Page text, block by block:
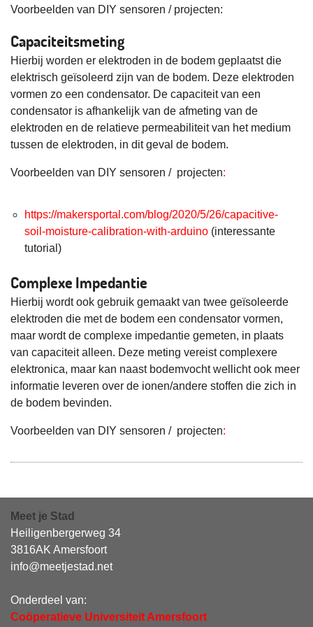
Voorbeelden van DIY sensoren / projecten:
Capaciteitsmeting
Hierbij worden er elektroden in de bodem geplaatst die
elektrisch geïsoleerd zijn van de bodem. Deze elektroden
vormen zo een condensator. De capaciteit van een
condensator is afhankelijk van de afmeting van de
elektroden en de relatieve permeabiliteit van het medium
tussen de elektroden, in dit geval de bodem.
Voorbeelden van DIY sensoren / projecten:
https://makersportal.com/blog/2020/5/26/capacitive-
soil-moisture-calibration-with-arduino (interessante
tutorial)
Complexe Impedantie
Hierbij wordt ook gebruik gemaakt van twee geïsoleerde
elektroden die met de bodem een condensator vormen,
maar wordt de complexe impedantie gemeten, in plaats
van capaciteit alleen. Deze meting vereist complexere
elektronica, maar kan naast bodemvocht wellicht ook meer
informatie leveren over de ionen/andere stoffen die zich in
de bodem bevinden.
Voorbeelden van DIY sensoren / projecten:
Meet je Stad
Heiligenbergerweg 34
3816AK Amersfoort
info@meetjestad.net
Onderdeel van:
Coöperatieve Universiteit Amersfoort